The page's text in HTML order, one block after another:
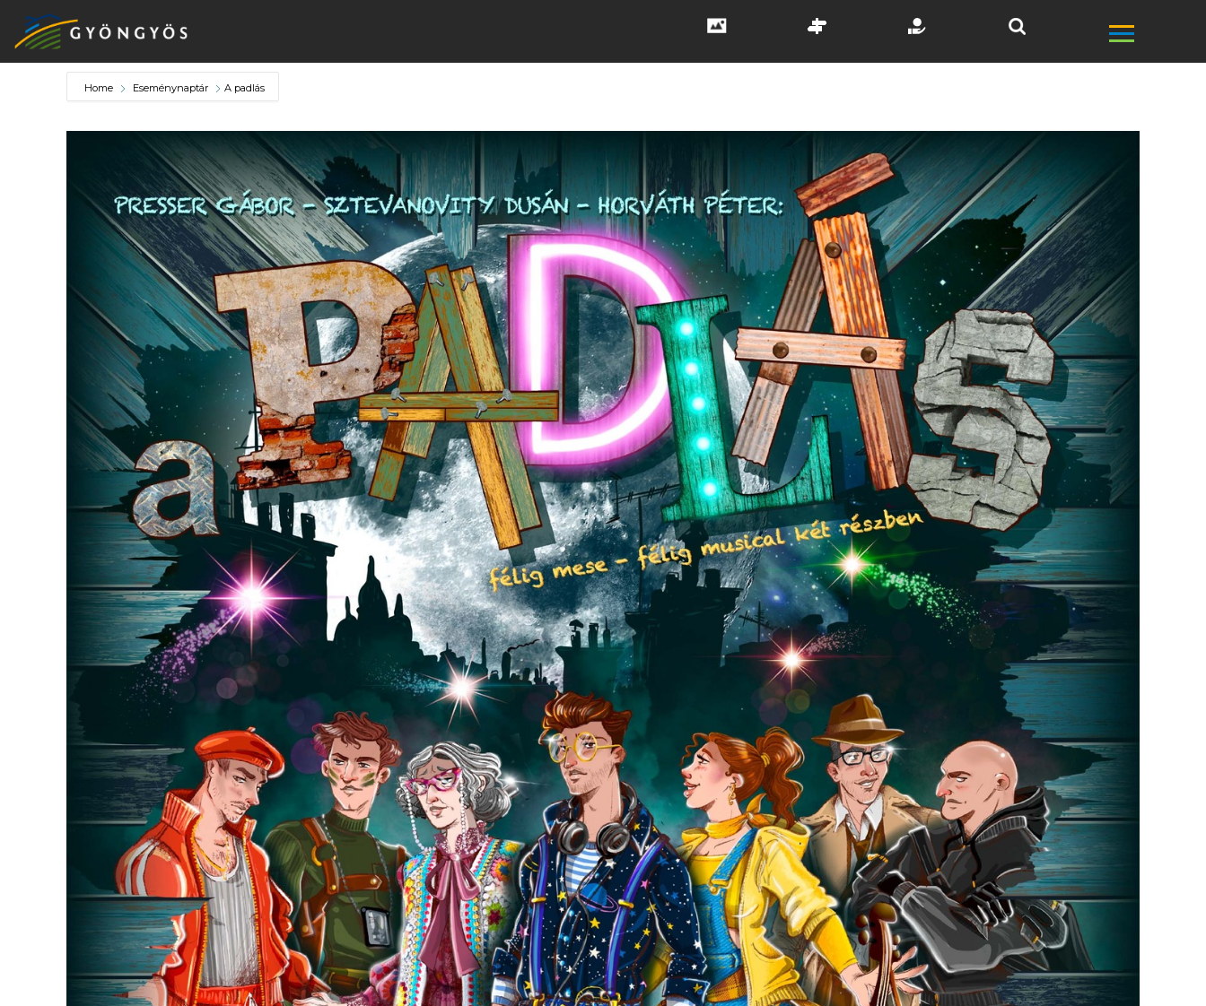
VÁROS
KIEMELT
LÁTVÁNYOSSÁGOK
GYÖNGYÖS
VÁROS
ÉRTÉKTÁRA
VÁROSUNKRÓL
LAKOSSÁGI
INFORMÁCIÓK
HASZNOS
KVÍZ
A
VÁROS
PÉNZÜGYEI
Home Eseménynaptár A padlás